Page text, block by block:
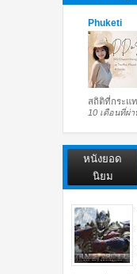
Phuketi
สถิติที่กระแ
10 เดือนที่ผ่
หนังยอด
นิยม